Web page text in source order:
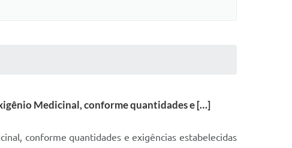
Medicinal, conforme quantidades e […]
conforme quantidades e exigências estabelecidas